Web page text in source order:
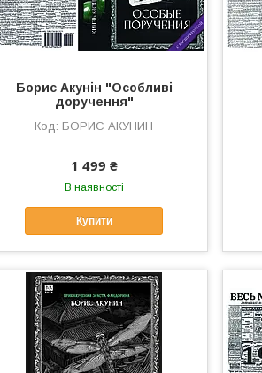
Борис Акунін "Особливі
доручення"
БОРИС АКУНИН
1 499 ₴
В наявності
Купити